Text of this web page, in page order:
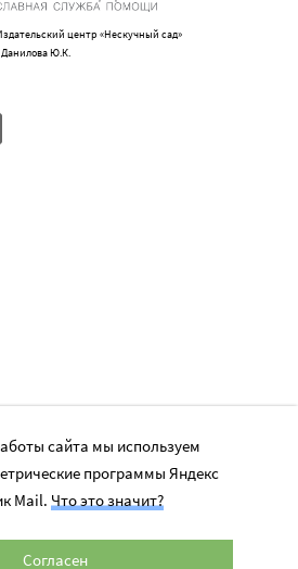
центр «Нескучный сад»
Данилова Ю.К.
сайта мы используем
программы Яндекс
Mail. Что это значит?
Согласен